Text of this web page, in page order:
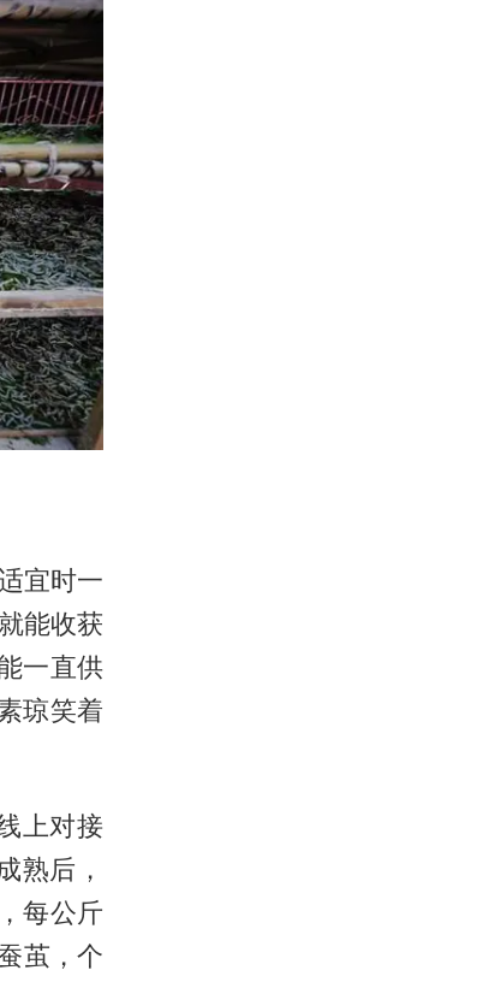
宜时一
能收获
一直供
琼笑着
上对接
熟后，
每公斤
茧，个